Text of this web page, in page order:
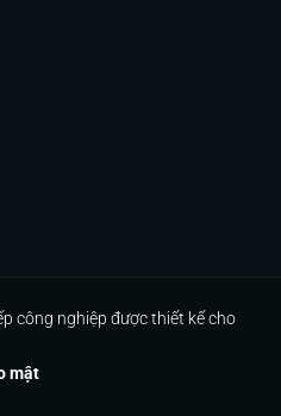
công nghiệp được thiết kế cho
mật